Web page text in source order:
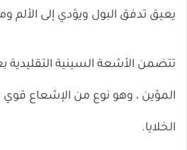
يعيق تدفق البول ويؤدي إلى الألم
تتضمن الأشعة السينية
المؤين ، وهو نوع من الإشعاع
الخلايا.